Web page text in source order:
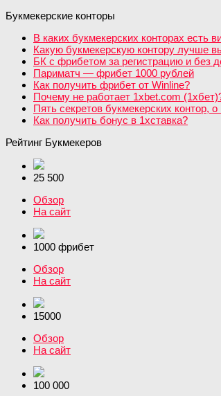
Букмекерские конторы
В каких букмекерских конторах есть
Какую букмекерскую контору лучше
БК с фрибетом за регистрацию и без
Париматч — фрибет 1000 рублей
Как получить фрибет от Winline?
Почему не работает 1xbet.com
Пять секретов букмекерских контор,
Как получить бонус в 1хставка?
Рейтинг Букмекеров
25 500
Обзор
На сайт
1000 фрибет
Обзор
На сайт
15000
Обзор
На сайт
100 000